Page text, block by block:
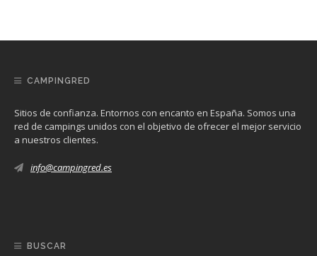
CAMPINGRED
Sitios de confianza. Entornos con encanto en España. Somos una
red de campings unidos con el objetivo de ofrecer el mejor servicio
a nuestros clientes.
info@campingred.es
BUSCAR